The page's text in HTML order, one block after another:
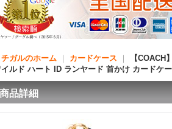
ガルのホーム カードケース
【
ルド ハート ID ランヤード 首かけ カードケ
商品詳細